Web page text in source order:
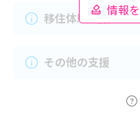
情報
移住体験支援
その他の支援